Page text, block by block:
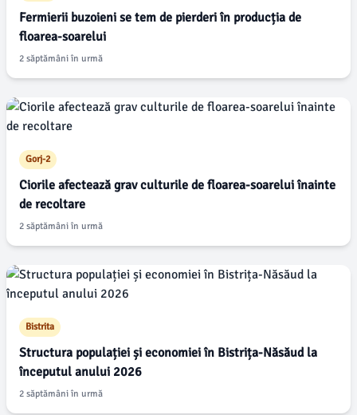
Fermierii buzoieni se tem de pierderi în producția de
floarea-soarelui
2 săptămâni în urmă
Gorj-2
Ciorile afectează grav culturile de floarea-soarelui înainte
de recoltare
2 săptămâni în urmă
Bistrita
Structura populației și economiei în Bistrița-Năsăud la
începutul anului 2026
2 săptămâni în urmă